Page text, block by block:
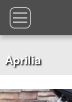
Aprilia